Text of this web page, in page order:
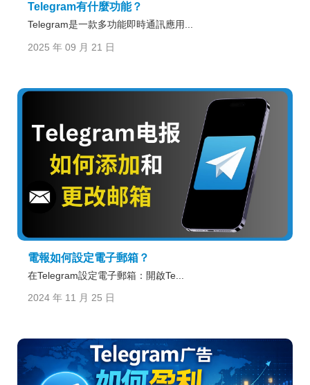
Telegram有什麼功能？
Telegram是一款多功能即時通訊應用...
2025 年 09 月 21 日
電報如何設定電子郵箱？
在Telegram設定電子郵箱：開啟Te...
2024 年 11 月 25 日